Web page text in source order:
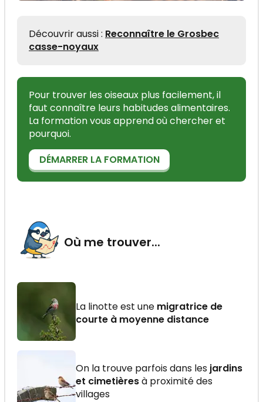
Découvrir aussi : Reconnaître le Grosbec
casse-noyaux
Pour trouver les oiseaux plus facilement, il
faut connaître leurs habitudes alimentaires.
La formation vous apprend où chercher et
pourquoi.
DÉMARRER LA FORMATION
Où me trouver...
La linotte est une migratrice de
courte à moyenne distance
On la trouve parfois dans les jardins
et cimetièresà proximité des
villages